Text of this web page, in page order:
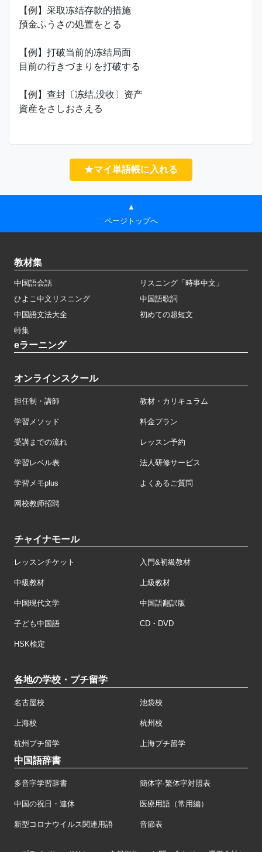
【例】采取冻结存款的措施
預金ふうさの処置をとる
【例】打破当前的冻结局面
目前の行きづまりを打破する
【例】查封〔冻结,没收〕资产
資産をさしおさえる
★マイ単語帳に入れる
▲
ページトップへ
教材集
中国語会話
リスニング「時事中文」
ひよこ中文リスニング
中国語歌詞
中国語文法大全
初めての超短文
特集
eラーニング
オンラインスクール
担任制・講師 教材・カリキュラム
学習メソッド 料金プラン
受講までの流れ レッスン予約
学習レベル表 法人研修サービス
学習メモplus よくあるご質問
网校教师招聘
チャイナモール
レッスンチケット 入門&初級教材
中級教材 上級教材
中国現代文学 中国語翻訳版
子ども中国語 CD・DVD
HSK検定
各地の学校・プチ留学
名古屋校 池袋校
上海校 杭州校
杭州プチ留学 上海プチ留学
中国語辞書
多音字学習辞書 簡体字·繁体字対照表
中国の祝日・連休 医療用語（常用編）
新型コロナウイルス関連用語 音節表